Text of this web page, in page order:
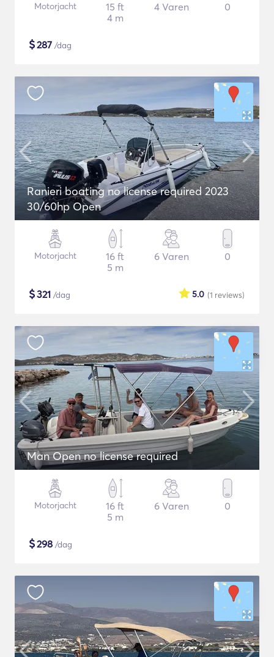
Motorjacht
15 ft
4 m
4 Varen 0
$287 /dag
Ranieri boating no license required 2023
30/60hp Open
Motorjacht
16 ft
5 m
6 Varen 0
$321 /dag (1 reviews)
5.0
Man Open no license required
Motorjacht
16 ft
5 m
6 Varen 0
$298 /dag